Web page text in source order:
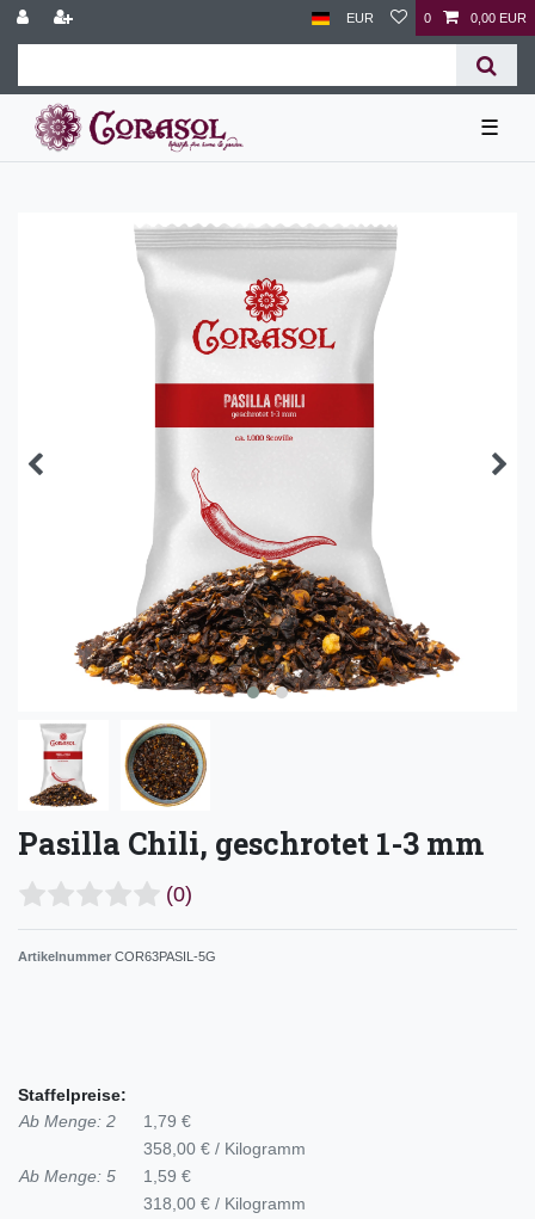
EUR 0 0,00 EUR
☰
Pasilla Chili, geschrotet 1-3 mm
(0)
Artikelnummer COR63PASIL-5G
Staffelpreise:
Ab Menge: 2
1,79 €
358,00 € / Kilogramm
Ab Menge: 5
1,59 €
318,00 € / Kilogramm